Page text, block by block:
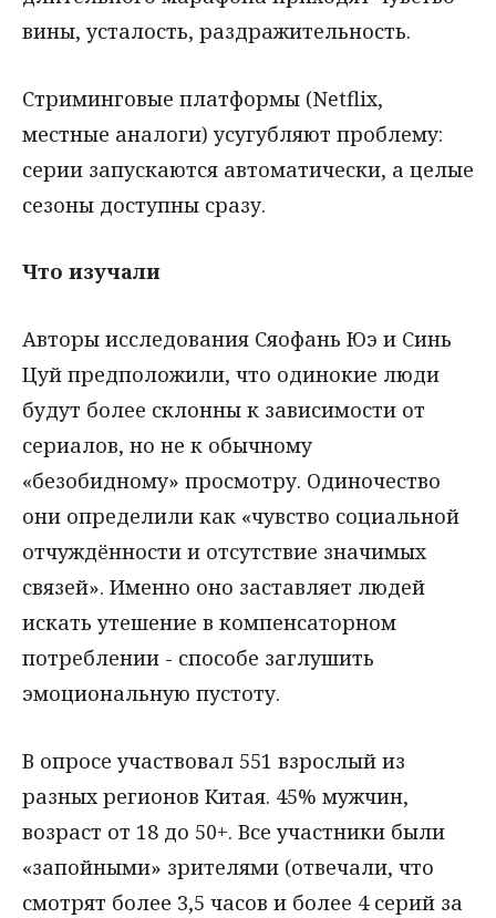
вины, усталость, раздражительность.
Стриминговые платформы (Netflix,
местные аналоги) усугубляют проблему:
серии запускаются автоматически, а целые
сезоны доступны сразу.
Что изучали
Авторы исследования Сяофань Юэ и Синь
Цуй предположили, что одинокие люди
будут более склонны к зависимости от
сериалов, но не к обычному
«безобидному» просмотру. Одиночество
они определили как «чувство социальной
отчуждённости и отсутствие значимых
связей». Именно оно заставляет людей
искать утешение в компенсаторном
потреблении - способе заглушить
эмоциональную пустоту.
В опросе участвовал 551 взрослый из
разных регионов Китая. 45% мужчин,
возраст от 18 до 50+. Все участники были
«запойными» зрителями (отвечали, что
смотрят более 3,5 часов и более 4 серий за